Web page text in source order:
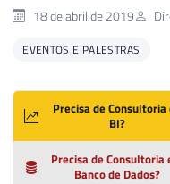
18 de abril de 2019
EVENTOS E PALESTRAS
Precisa de Consultoria
BI?
Precisa de Consultoria
Banco de Dados?